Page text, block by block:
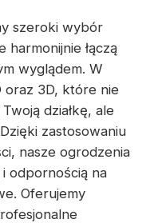
szeroki wybór
harmonijnie łączą
wyglądem. W
oraz 3D, które nie
działkę, ale
zastosowaniu
nasze ogrodzenia
odpornością na
Oferujemy